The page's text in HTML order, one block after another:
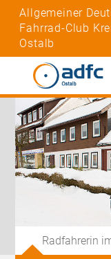
Allgemeiner
Fahrrad-Club
Ostalb
Radfahrerin